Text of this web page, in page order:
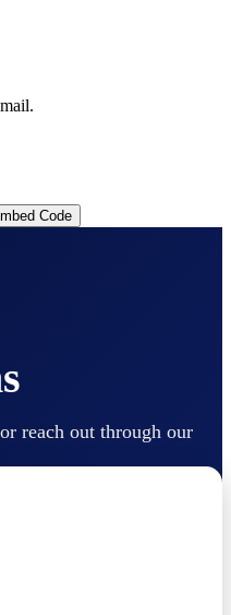
Code
reach out through our